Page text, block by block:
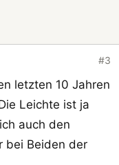
#3
letzten 10 Jahren
Leichte ist ja
auch den
bei Beiden der